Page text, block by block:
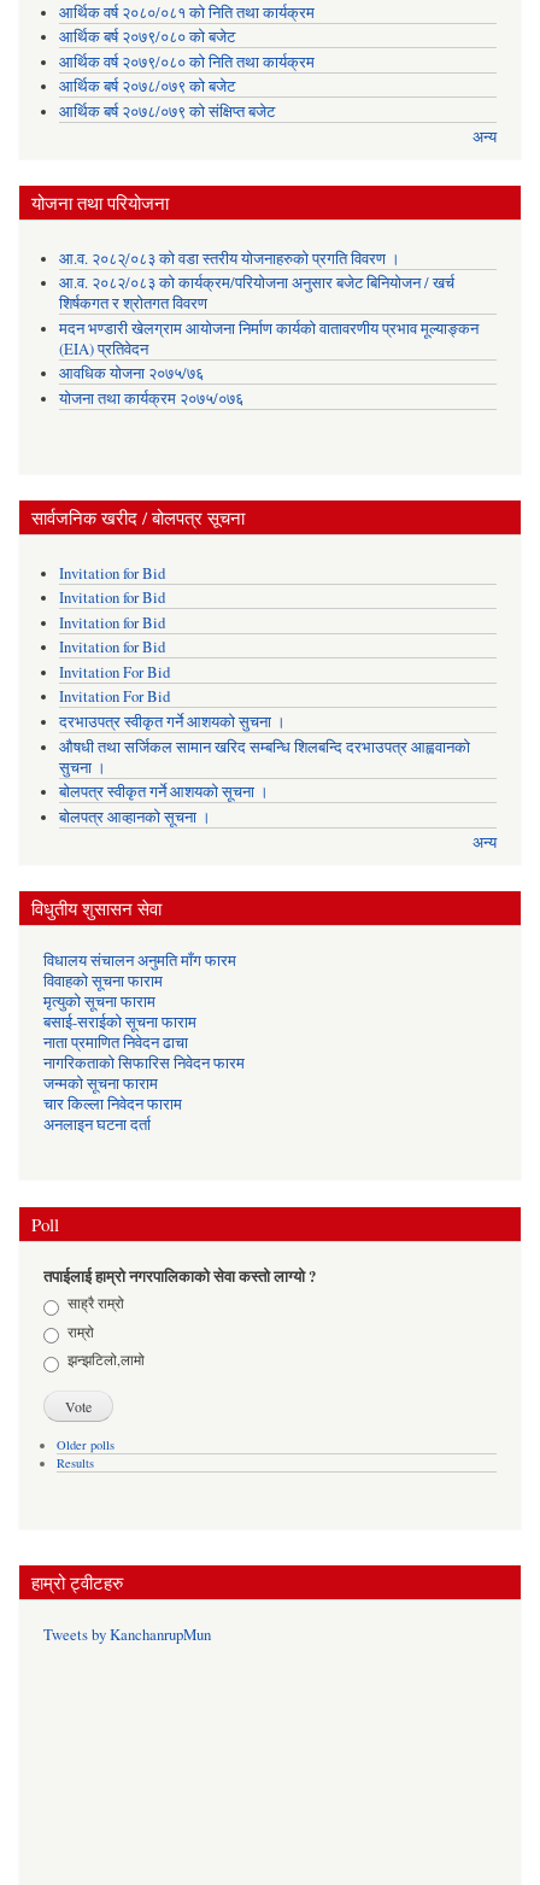
आर्थिक वर्ष २०८०/०८१ को निति तथा कार्यक्रम
आर्थिक बर्ष २०७९/०८० को बजेट
आर्थिक वर्ष २०७९/०८० को निति तथा कार्यक्रम
आर्थिक बर्ष २०७८/०७९ को बजेट
आर्थिक बर्ष २०७८/०७९ को संक्षिप्त बजेट
अन्य
योजना तथा परियोजना
आ.व. २०८२्/०८३ को वडा स्तरीय योजनाहरुको प्रगति विवरण ।
आ.व. २०८२/०८३ को कार्यक्रम/परियोजना अनुसार बजेट बिनियोजन / खर्च
शिर्षकगत र श्रोतगत विवरण
मदन भण्डारी खेलग्राम आयोजना निर्माण कार्यको वातावरणीय प्रभाव मूल्याङ्कन
(EIA) प्रतिवेदन
आवधिक योजना २०७५/७६
योजना तथा कार्यक्रम २०७५/०७६
सार्वजनिक खरीद / बोलपत्र सूचना
Invitation for Bid
Invitation for Bid
Invitation for Bid
Invitation for Bid
Invitation For Bid
Invitation For Bid
दरभाउपत्र स्वीकृत गर्ने आशयको सुचना ।
औषधी तथा सर्जिकल सामान खरिद सम्बन्धि शिलबन्दि दरभाउपत्र आह्ववानको
सुचना ।
बोलपत्र स्वीकृत गर्ने आशयको सूचना ।
बोलपत्र आव्हानको सूचना ।
अन्य
विधुतीय शुसासन सेवा
विधालय संचालन अनुमति माँग फारम
विवाहको सूचना फाराम
मृत्युको सूचना फाराम
बसाई-सराईको सूचना फाराम
नाता प्रमाणित निवेदन ढाचा
नागरिकताको सिफारिस निवेदन फारम
जन्मको सूचना फाराम
चार किल्ला निवेदन फाराम
अनलाइन घटना दर्ता
Poll
तपाईलाई हाम्रो नगरपालिकाको सेवा कस्तो लाग्यो ?
Choicesसाह्रै राम्रो
राम्रो
झन्झटिलो,लामो
Older polls
Results
हाम्रो ट्वीटहरु
Tweets by KanchanrupMun